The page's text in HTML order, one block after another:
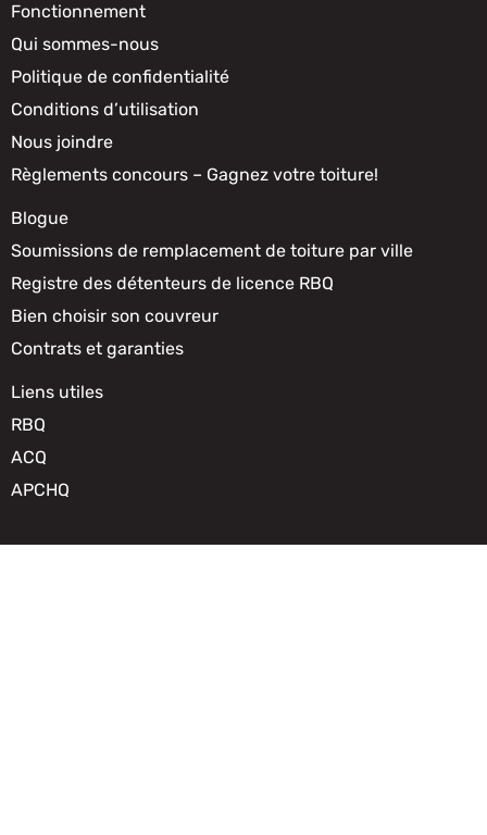
Fonctionnement
Qui sommes-nous
Politique de confidentialité
Conditions d’utilisation
Nous joindre
Règlements concours – Gagnez votre toiture!
Blogue
Soumissions de remplacement de toiture par ville
Registre des détenteurs de licence RBQ
Bien choisir son couvreur
Contrats et garanties
Liens utiles
RBQ
ACQ
APCHQ